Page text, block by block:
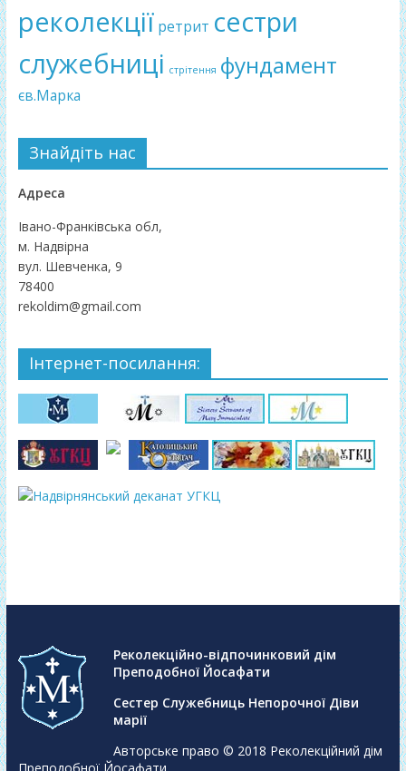
реколекції ретрит сестри
служебниці стрітення фундамент
єв.Марка
Знайдіть нас
Адреса
Івано-Франківська обл,
м. Надвірна
вул. Шевченка, 9
78400
rekoldim@gmail.com
Інтернет-посилання:
Реколекційно-відпочинковий дім
Преподобної Йосафати
Сестер Служебниць Непорочної Діви
марії
Авторське право © 2018 Реколекційний дім